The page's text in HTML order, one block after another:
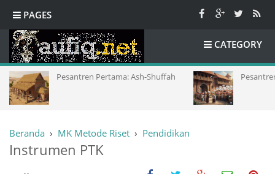
PAGES
CATEGORY
Pesantren Pertama: Ash-Shuffah Pesantren Tiruan
Beranda › MK Metode Riset › Pendidikan
Instrumen PTK